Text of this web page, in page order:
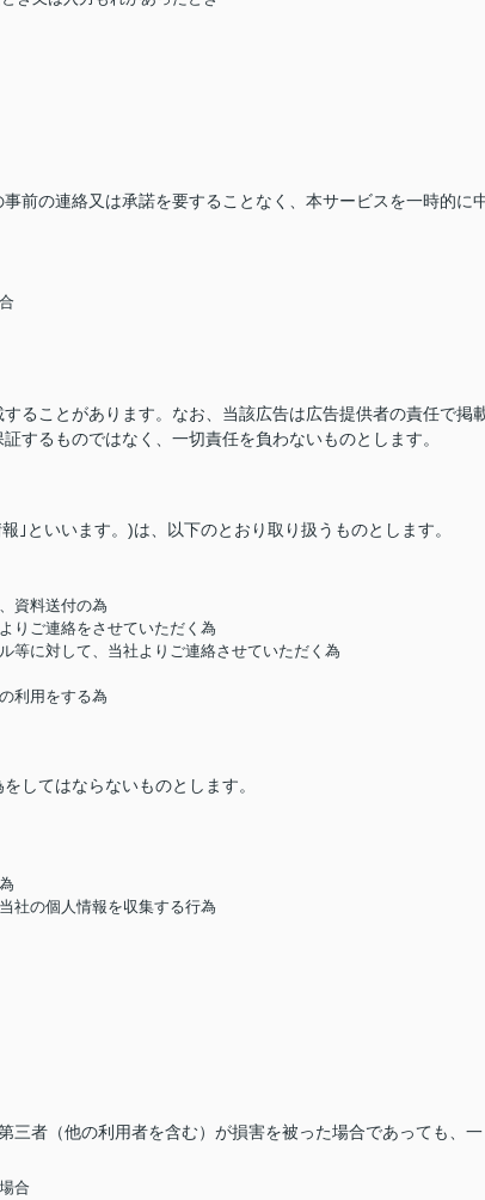
前の連絡又は承諾を要することなく、本サービスを一時的に
ることがあります。なお、当該広告は広告提供者の責任で掲
するものではなく、一切責任を負わないものとします。
｣といいます。)は、以下のとおり取り扱うものとします。
資料送付の為
りご連絡をさせていただく為
等に対して、当社よりご連絡させていただく為
利用をする為
してはならないものとします。
社の個人情報を収集する行為
三者（他の利用者を含む）が損害を被った場合であっても、一
合